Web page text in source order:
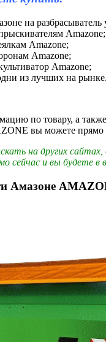
на разбрасыватель
Amazone;
Amazone;
Amazone;
Amazone;
из лучших на рынке.
по товару, а
вы можете прямо
на других сайтах,
сейчас и вы будете в
Амазоне